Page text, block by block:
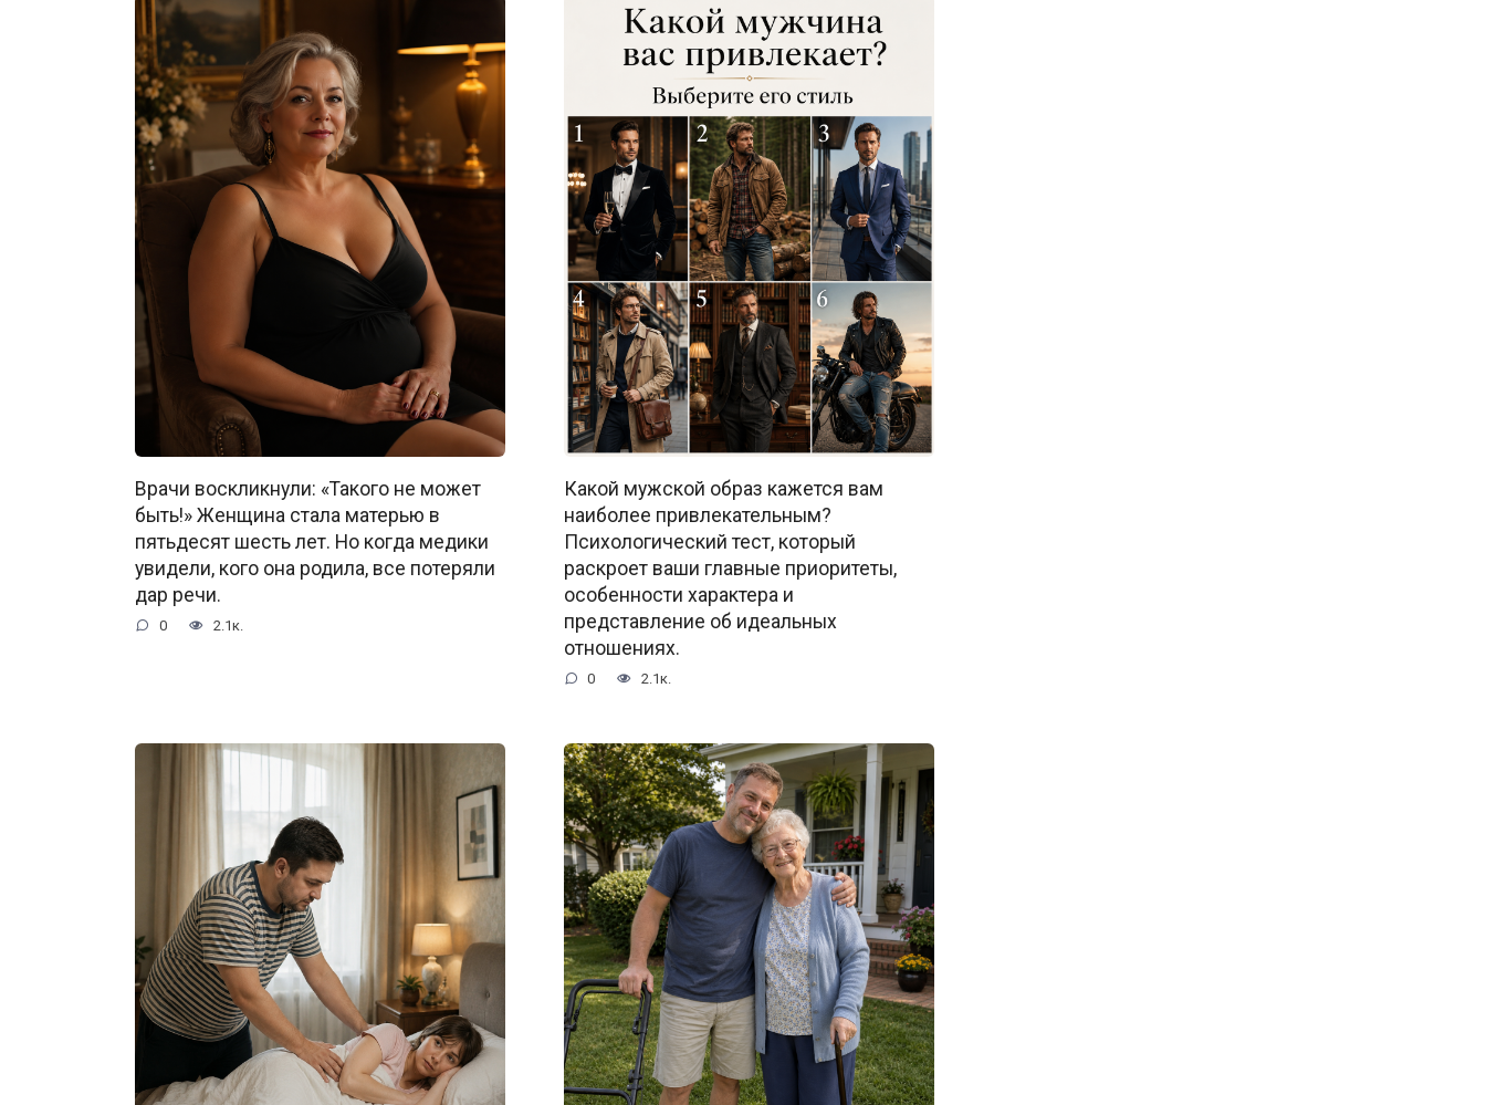
Врачи воскликнули: «Такого не может
быть!» Женщина стала матерью в
пятьдесят шесть лет. Но когда медики
увидели, кого она родила, все потеряли
дар речи.
0 2.1к.
Какой мужской образ кажется вам
наиболее привлекательным?
Психологический тест, который
раскроет ваши главные приоритеты,
особенности характера и
представление об идеальных
отношениях.
0 2.1к.